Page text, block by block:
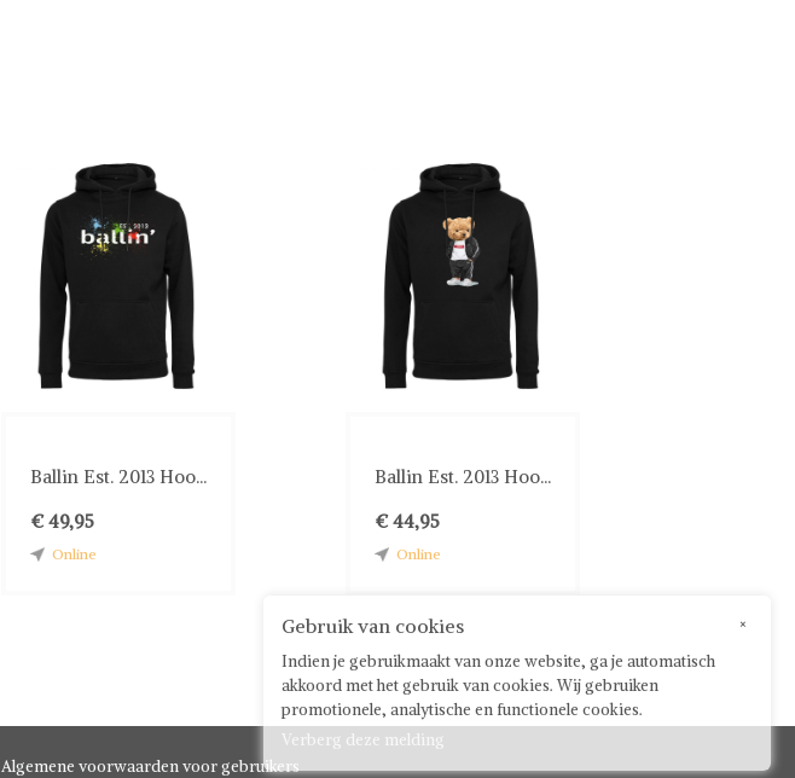
Ballin Est. 2013 Hoo...
€ 49,95
Online
Ballin Est. 2013 Hoo...
€ 44,95
Online
Algemene voorwaarden voor gebruikers
×
Gebruik van cookies
Indien je gebruikmaakt van onze website, ga je automatisch
akkoord met het gebruik van cookies. Wij gebruiken
promotionele, analytische en functionele cookies.
Verberg deze melding